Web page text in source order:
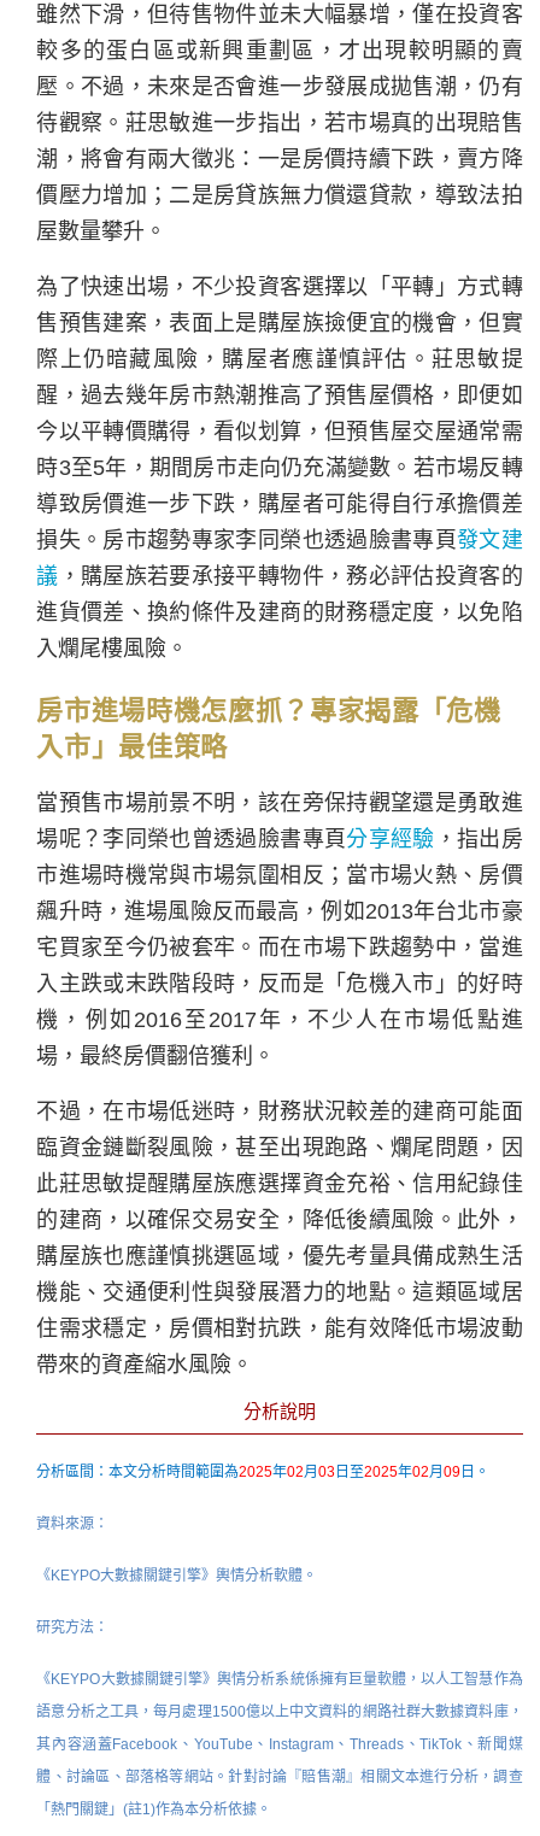
雖然下滑，但待售物件並未大幅暴增，僅在投資客
較多的蛋白區或新興重劃區，才出現較明顯的賣
壓。不過，未來是否會進一步發展成拋售潮，仍有
待觀察。莊思敏進一步指出，若市場真的出現賠售
潮，將會有兩大徵兆：一是房價持續下跌，賣方降
價壓力增加；二是房貸族無力償還貸款，導致法拍
屋數量攀升。
為了快速出場，不少投資客選擇以「平轉」方式轉
售預售建案，表面上是購屋族撿便宜的機會，但實
際上仍暗藏風險，購屋者應謹慎評估。莊思敏提
醒，過去幾年房市熱潮推高了預售屋價格，即便如
今以平轉價購得，看似划算，但預售屋交屋通常需
時3至5年，期間房市走向仍充滿變數。若市場反轉
導致房價進一步下跌，購屋者可能得自行承擔價差
損失。房市趨勢專家李同榮也透過臉書專頁發文建
議 ，購屋族若要承接平轉物件，務必評估投資客的
進貨價差、換約條件及建商的財務穩定度，以免陷
入爛尾樓風險。
房市進場時機怎麼抓？專家揭露「危機
入市」最佳策略
當預售市場前景不明，該在旁保持觀望還是勇敢進
場呢？李同榮也曾透過臉書專頁分享經驗 ，指出房
市進場時機常與市場氛圍相反；當市場火熱、房價
飆升時，進場風險反而最高，例如2013年台北市豪
宅買家至今仍被套牢。而在市場下跌趨勢中，當進
入主跌或末跌階段時，反而是「危機入市」的好時
機，例如2016至2017年，不少人在市場低點進
場，最終房價翻倍獲利。
不過，在市場低迷時，財務狀況較差的建商可能面
臨資金鏈斷裂風險，甚至出現跑路、爛尾問題，因
此莊思敏提醒購屋族應選擇資金充裕、信用紀錄佳
的建商，以確保交易安全，降低後續風險。此外，
購屋族也應謹慎挑選區域，優先考量具備成熟生活
機能、交通便利性與發展潛力的地點。這類區域居
住需求穩定，房價相對抗跌，能有效降低市場波動
帶來的資產縮水風險。
分析說明
分析區間：本文分析時間範圍為2025年02月03 日至2025年02月09 日。
資料來源：
《KEYPO大數據關鍵引擎》輿情分析軟體。
研究方法：
《KEYPO大數據關鍵引擎》輿情分析系統係擁有巨量軟體，以人工智慧作為
語意分析之工具，每月處理1500億以上中文資料的網路社群大數據資料庫，
其內容涵蓋Facebook、YouTube、Instagram、Threads、TikTok、新聞媒
體、討論區、部落格等網站。針對討論『賠售潮』相關文本進行分析，調查
「熱門關鍵」(註1)作為本分析依據。